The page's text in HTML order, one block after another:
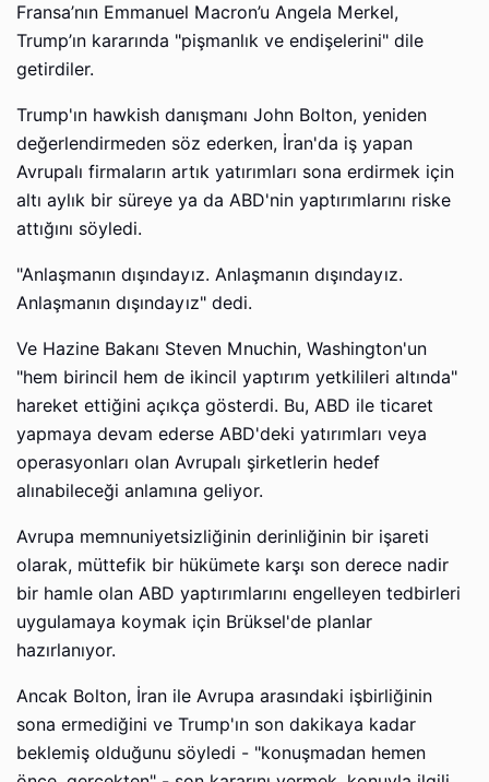
Fransa’nın Emmanuel Macron’u Angela Merkel,
Trump’ın kararında "pişmanlık ve endişelerini" dile
getirdiler.
Trump'ın hawkish danışmanı John Bolton, yeniden
değerlendirmeden söz ederken, İran'da iş yapan
Avrupalı ​​firmaların artık yatırımları sona erdirmek için
altı aylık bir süreye ya da ABD'nin yaptırımlarını riske
attığını söyledi.
"Anlaşmanın dışındayız. Anlaşmanın dışındayız.
Anlaşmanın dışındayız" dedi.
Ve Hazine Bakanı Steven Mnuchin, Washington'un
"hem birincil hem de ikincil yaptırım yetkilileri altında"
hareket ettiğini açıkça gösterdi. Bu, ABD ile ticaret
yapmaya devam ederse ABD'deki yatırımları veya
operasyonları olan Avrupalı ​​şirketlerin hedef
alınabileceği anlamına geliyor.
Avrupa memnuniyetsizliğinin derinliğinin bir işareti
olarak, müttefik bir hükümete karşı son derece nadir
bir hamle olan ABD yaptırımlarını engelleyen tedbirleri
uygulamaya koymak için Brüksel'de planlar
hazırlanıyor.
Ancak Bolton, İran ile Avrupa arasındaki işbirliğinin
sona ermediğini ve Trump'ın son dakikaya kadar
beklemiş olduğunu söyledi - "konuşmadan hemen